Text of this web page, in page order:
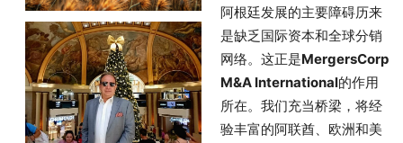
阿根廷发展的主要障碍历来
是缺乏国际资本和全球分销
网络。这正是MergersCorp
M&A International的作用
所在。我们充当桥梁，将经
验丰富的阿联酋、欧洲和美